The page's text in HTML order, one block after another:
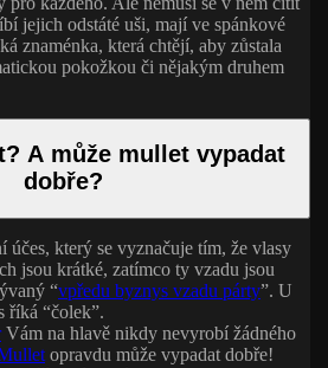
jejich odstáté uši, mají ve spánkové
znaménka, která chtějí, aby zůstala
pokožkou či nějakým druhem
A může mullet vypadat
dobře?
účes, který se vyznačuje tím, že vlasy
jsou krátké, zatímco ty vzadu jsou
“vpředu byznys vzadu párty”. U
říká “čolek”.
Vám na hlavě nikdy nevyrobí žádného
opravdu může vypadat dobře!